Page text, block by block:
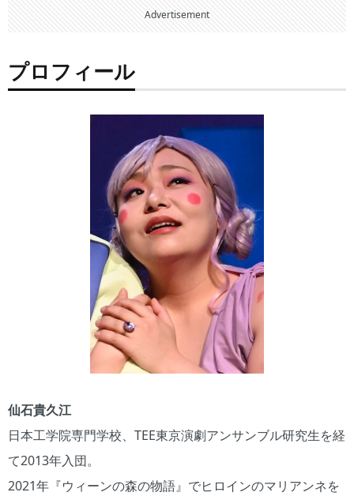
Advertisement
プロフィール
仙石貴久江
日本工学院専門学校、TEE東京演劇アンサンブル研究生を経
て2013年入団。
2021年『ウィーンの森の物語』でヒロインのマリアンネを